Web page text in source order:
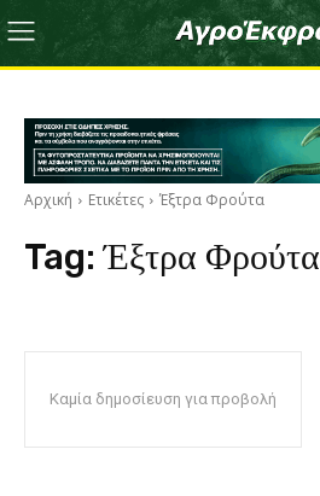
Αρχική Ετικέτες Έξτρα Φρούτα
Tag:Έξτρα Φρούτα
Καμία δημοσίευση για προβολή